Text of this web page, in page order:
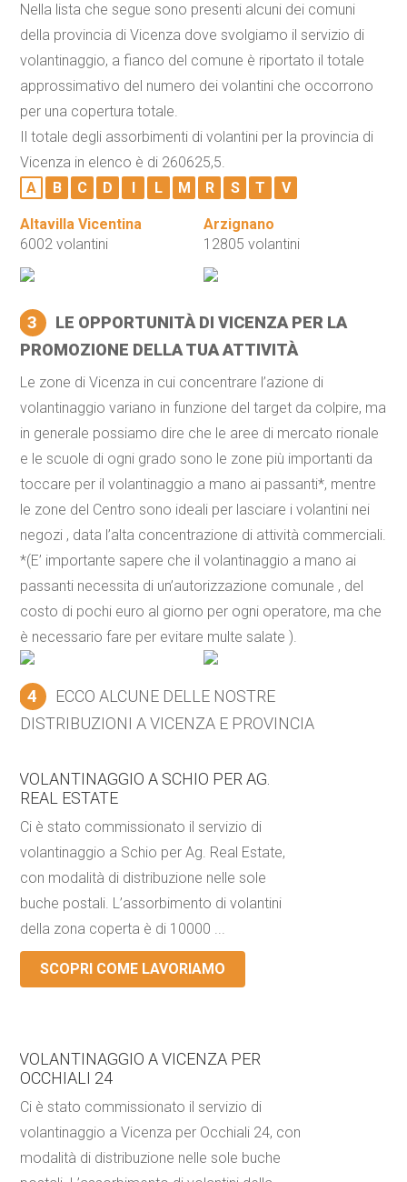
Nella lista che segue sono presenti alcuni dei comuni
della provincia di Vicenza dove svolgiamo il servizio di
volantinaggio, a fianco del comune è riportato il totale
approssimativo del numero dei volantini che occorrono
per una copertura totale.
Il totale degli assorbimenti di volantini per la provincia di
Vicenza in elenco è di 260625,5.
A
B C D I L M R S T V
Altavilla Vicentina
6002 volantini
Arzignano
12805 volantini
3
LE OPPORTUNITÀ DI VICENZA PER LA
PROMOZIONE DELLA TUA ATTIVITÀ
Le zone di Vicenza in cui concentrare l’azione di
volantinaggio variano in funzione del target da colpire, ma
in generale possiamo dire che le aree di mercato rionale
e le scuole di ogni grado sono le zone più importanti da
toccare per il volantinaggio a mano ai passanti*, mentre
le zone del Centro sono ideali per lasciare i volantini nei
negozi , data l’alta concentrazione di attività commerciali.
*(E’ importante sapere che il volantinaggio a mano ai
passanti necessita di un’autorizzazione comunale , del
costo di pochi euro al giorno per ogni operatore, ma che
è necessario fare per evitare multe salate ).
4
ECCO ALCUNE DELLE NOSTRE
DISTRIBUZIONI A VICENZA E PROVINCIA
VOLANTINAGGIO A SCHIO PER AG.
REAL ESTATE
Ci è stato commissionato il servizio di
volantinaggio a Schio per Ag. Real Estate,
con modalità di distribuzione nelle sole
buche postali. L’assorbimento di volantini
della zona coperta è di 10000 ...
SCOPRI COME LAVORIAMO
VOLANTINAGGIO A VICENZA PER
OCCHIALI 24
Ci è stato commissionato il servizio di
volantinaggio a Vicenza per Occhiali 24, con
modalità di distribuzione nelle sole buche